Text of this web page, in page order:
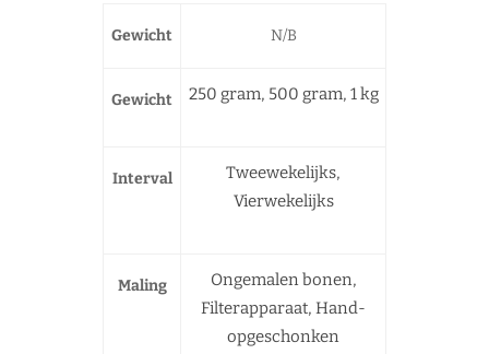
Gewicht N/B
Gewicht 250 gram, 500 gram, 1 kg
Interval
Tweewekelijks,
Vierwekelijks
Maling
Ongemalen bonen,
Filterapparaat, Hand-
opgeschonken